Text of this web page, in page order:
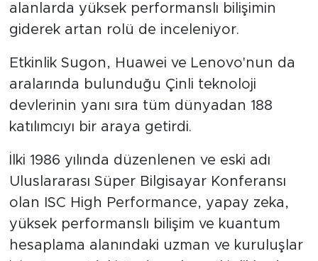
alanlarda yüksek performanslı bilişimin
giderek artan rolü de inceleniyor.
Etkinlik Sugon, Huawei ve Lenovo'nun da
aralarında bulunduğu Çinli teknoloji
devlerinin yanı sıra tüm dünyadan 188
katılımcıyı bir araya getirdi.
İlki 1986 yılında düzenlenen ve eski adı
Uluslararası Süper Bilgisayar Konferansı
olan ISC High Performance, yapay zeka,
yüksek performanslı bilişim ve kuantum
hesaplama alanındaki uzman ve kuruluşlar